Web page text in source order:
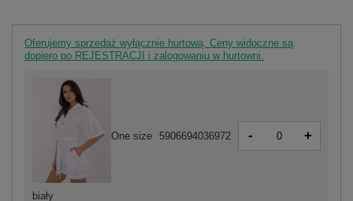
Oferujemy sprzedaż wyłącznie hurtową. Ceny widoczne są
dopiero po REJESTRACJI i zalogowaniu w hurtowni.
biały
One size 5906694036972 - +